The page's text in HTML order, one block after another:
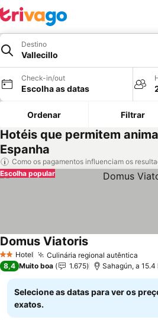
Destino
Vallecillo
Check-in/out
Escolha as datas
Ordenar Filtrar
Hotéis que permitem
Espanha
Como os pagamentos influenciam os
Escolha popular
2 Estrelas
Hotel Culinária regional autêntica
Domus Viatoris
8,4 Muito boa 1.675 Sahagún, a
Selecione as datas para ver os
exatos.